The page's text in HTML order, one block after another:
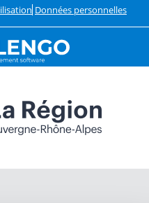
Données personnelles